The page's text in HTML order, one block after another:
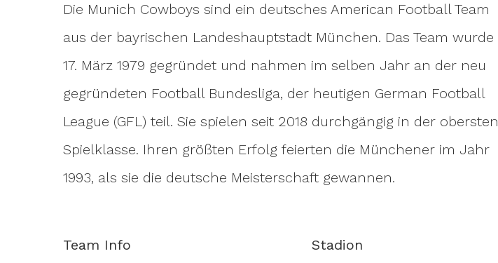
Hit enter to search or ESC to close
Die Munich Cowboys sind ein deutsches American Football Team
aus der bayrischen Landeshauptstadt München. Das Team wurde
17. März 1979 gegründet und nahmen im selben Jahr an der neu
gegründeten Football Bundesliga, der heutigen German Football
League (GFL) teil. Sie spielen seit 2018 durchgängig in der obersten
Spielklasse. Ihren größten Erfolg feierten die Münchener im Jahr
1993, als sie die deutsche Meisterschaft gewannen.
Team Info Stadion